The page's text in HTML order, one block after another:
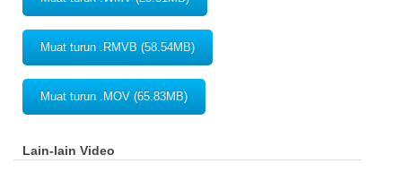
Muat turun .RMVB (58.54MB)
Muat turun .MOV (65.83MB)
Lain-lain Video